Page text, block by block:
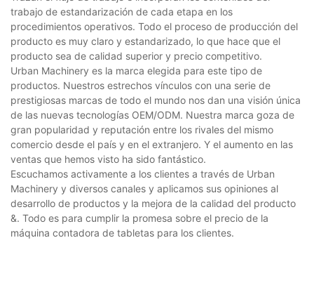
trabajo de estandarización de cada etapa en los
procedimientos operativos. Todo el proceso de producción del
producto es muy claro y estandarizado, lo que hace que el
producto sea de calidad superior y precio competitivo.
Urban Machinery es la marca elegida para este tipo de
productos. Nuestros estrechos vínculos con una serie de
prestigiosas marcas de todo el mundo nos dan una visión única
de las nuevas tecnologías OEM/ODM. Nuestra marca goza de
gran popularidad y reputación entre los rivales del mismo
comercio desde el país y en el extranjero. Y el aumento en las
ventas que hemos visto ha sido fantástico.
Escuchamos activamente a los clientes a través de Urban
Machinery y diversos canales y aplicamos sus opiniones al
desarrollo de productos y la mejora de la calidad del producto
&. Todo es para cumplir la promesa sobre el precio de la
máquina contadora de tabletas para los clientes.